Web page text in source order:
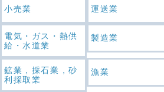
小売業 運送業
電気・ガス・熱供
給・水道業
製造業
鉱業，採石業，砂
利採取業
漁業